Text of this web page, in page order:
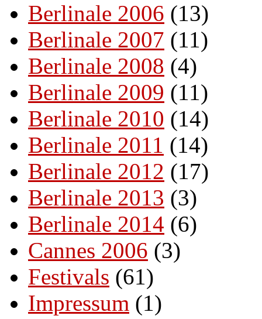
Berlinale 2006 (13)
Berlinale 2007 (11)
Berlinale 2008 (4)
Berlinale 2009 (11)
Berlinale 2010 (14)
Berlinale 2011 (14)
Berlinale 2012 (17)
Berlinale 2013 (3)
Berlinale 2014 (6)
Cannes 2006 (3)
Festivals (61)
Impressum (1)